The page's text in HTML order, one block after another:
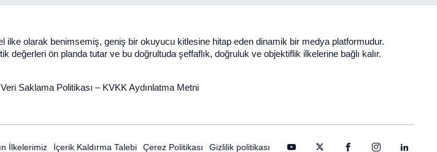
ilke olarak benimsemiş, geniş bir okuyucu kitlesine hitap eden dinamik bir medya platformudur.
değerleri ön planda tutar ve bu doğrultuda şeffaflık, doğruluk ve objektiflik ilkelerine bağlı kalır.
Saklama Politikası – KVKK Aydınlatma Metni
İlkelerimiz İçerik Kaldırma Talebi Çerez Politikası Gizlilik politikası